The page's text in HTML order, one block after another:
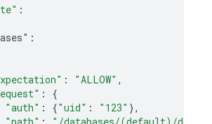
:
: "ALLOW" ,
:
{
"auth" : {"uid" : "123" },